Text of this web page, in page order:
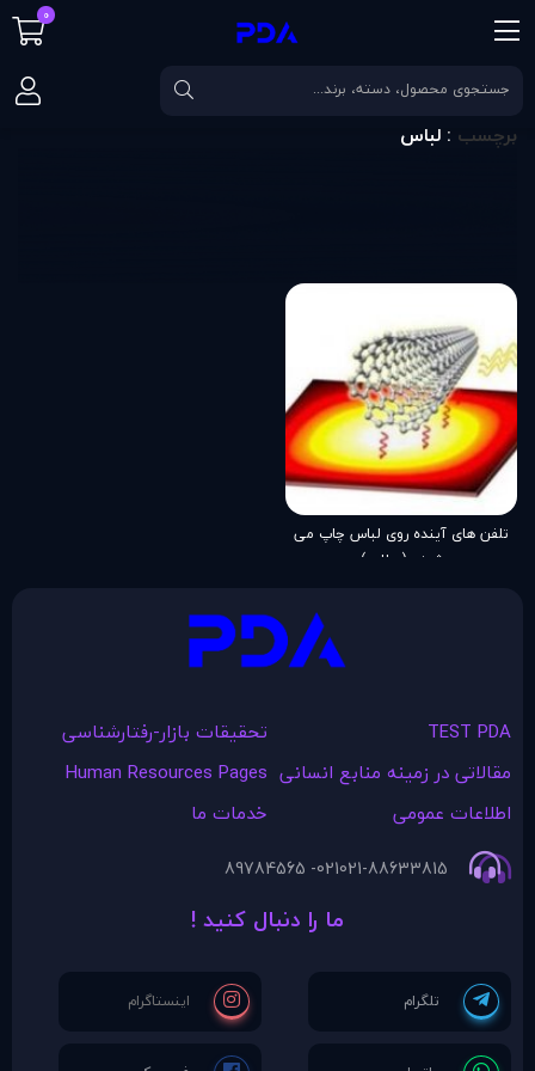
صفحه اصلی برچسب لباس
برچسب : لباس
تلفن های آينده روی لباس چاپ می
شوند (مطلب)
TEST PDA
تحقیقات بازار-رفتارشناسی
مقالاتی در زمينه منابع انسانی Human Resources Pages
اطلاعات عمومی
خدمات ما
021-88633815
021- 89784565
ما را دنبال کنید !
0